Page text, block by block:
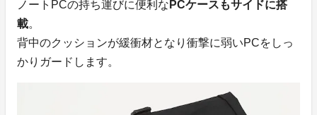
ノートPCの持ち運びに便利な PCケースもサイドに搭
載。
背中のクッションが緩衝材となり衝撃に弱いPCをしっ
かりガードします。